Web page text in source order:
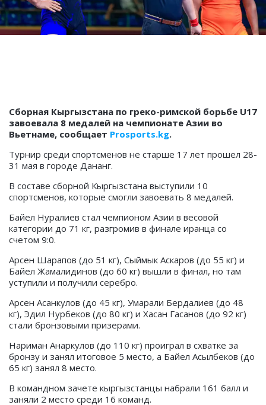
Сборная Кыргызстана по греко-римской борьбе U17
завоевала 8 медалей на чемпионате Азии во
Вьетнаме, сообщает Prosports.kg.
Турнир среди спортсменов не старше 17 лет прошел 28-
31 мая в городе Дананг.
В составе сборной Кыргызстана выступили 10
спортсменов, которые смогли завоевать 8 медалей.
Байел Нуралиев стал чемпионом Азии в весовой
категории до 71 кг, разгромив в финале иранца со
счетом 9:0.
Арсен Шарапов (до 51 кг), Сыймык Аскаров (до 55 кг) и
Байел Жамалидинов (до 60 кг) вышли в финал, но там
уступили и получили серебро.
Арсен Асанкулов (до 45 кг), Умарали Бердалиев (до 48
кг), Эдил Нурбеков (до 80 кг) и Хасан Гасанов (до 92 кг)
стали бронзовыми призерами.
Нариман Анаркулов (до 110 кг) проиграл в схватке за
бронзу и занял итоговое 5 место, а Байел Асылбеков (до
65 кг) занял 8 место.
В командном зачете кыргызстанцы набрали 161 балл и
заняли 2 место среди 16 команд.